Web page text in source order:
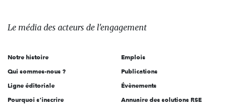
des
l'engagement
Le média des acteurs de l'engagement
Notre histoire
Qui sommes-nous ?
Ligne éditoriale
Pourquoi s'inscrire
Emplois
Publications
Évènements
Annuaire des solutions RSE